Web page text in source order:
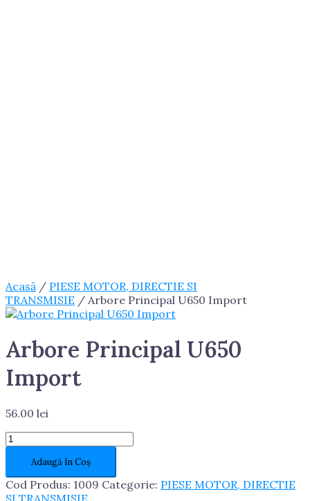
Acasă / PIESE MOTOR, DIRECTIE SI
TRANSMISIE / Arbore Principal U650 Import
Arbore Principal U650
Import
56.00 lei
Cantitate
Arbore
Principal
U650
Import
Adaugă în Coș
Cod Produs: 1009 Categorie: PIESE MOTOR, DIRECTIE